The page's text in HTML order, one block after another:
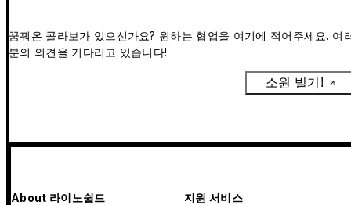
꿈꿔온 콜라보가 있으신가요? 원하는 협업을 여기에 적어주세요. 여
분의 의견을 기다리고 있습니다!
소원 빌기!
About 라이노쉴드 지원 서비스